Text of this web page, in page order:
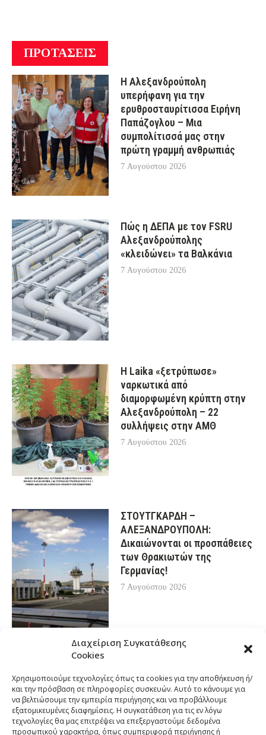
Διαχείριση Συγκατάθεσης
Cookies
Χρησιμοποιούμε τεχνολογίες όπως τα cookies για την αποθήκευση ή/
και την πρόσβαση σε πληροφορίες συσκευών. Αυτό το κάνουμε για
να βελτιώσουμε την εμπειρία περιήγησης και να προβάλλουμε
εξατομικευμένες διαφημίσεις. Η συγκατάθεση για τις εν λόγω
τεχνολογίες θα μας επιτρέψει να επεξεργαστούμε δεδομένα
προσωπικού χαρακτήρα, όπως συμπεριφορά περιήγησης ή
ΠΡΟΤΑΣΕΙΣ
Η Αλεξανδρούπολη
υπερήφανη για την
ερυθροσταυρίτισσα Ειρήνη
Παπάζογλου – Μια
συμπολίτισσά μας στην
πρώτη γραμμή ανθρωπιάς
7 Αυγούστου 2026
Πώς η ΔΕΠΑ με τον FSRU
Αλεξανδρούπολης
«κλειδώνει» τα Βαλκάνια
7 Αυγούστου 2026
Η Laika «ξετρύπωσε»
ναρκωτικά από
διαμορφωμένη κρύπτη στην
Αλεξανδρούπολη – 22
συλλήψεις στην ΑΜΘ
7 Αυγούστου 2026
ΣΤΟΥΤΓΚΑΡΔΗ –
ΑΛΕΞΑΝΔΡΟΥΠΟΛΗ:
Δικαιώνονται οι προσπάθειες
των Θρακιωτών της
Γερμανίας!
7 Αυγούστου 2026